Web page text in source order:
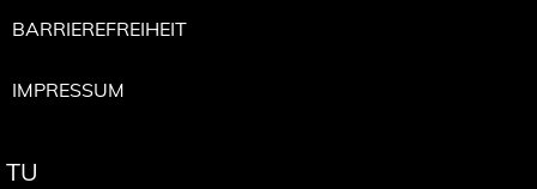
BARRIEREFREIHEIT
IMPRESSUM
TU